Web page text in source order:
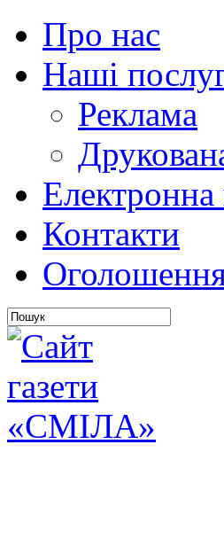
Про нас
Наші
Реклама
Електронна
Контакти